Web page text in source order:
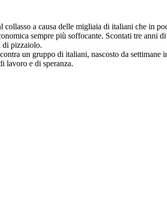
a causa delle migliaia di italiani che in
sempre più soffocante. Scontati tre anni
di pizzaiolo.
un gruppo di italiani, nascosto da settimane
lavoro e di speranza.